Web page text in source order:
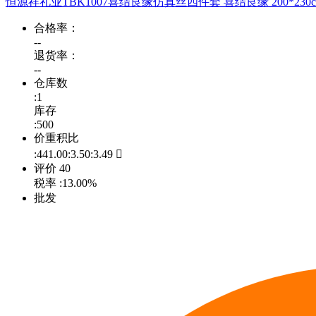
合格率：
--
退货率：
--
仓库数
:1
库存
:500
价重积比
:441.00:3.50:3.49 
评价 40
税率 :13.00%
批发